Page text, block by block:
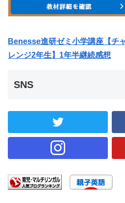
Benesse進研ゼミ小学講座【チ
レンジ2年生】1年半継続感想
SNS